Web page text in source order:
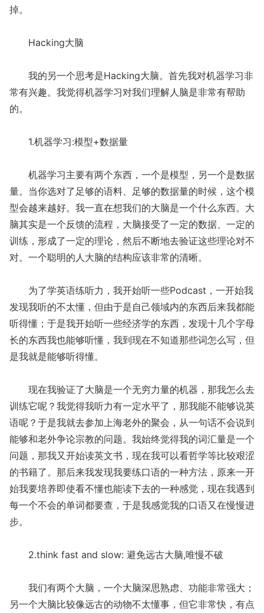
掉。
Hacking大脑
我的另一个思考是Hacking大脑。首先我对机器学习非
常有兴趣。我觉得机器学习对我们理解人脑是非常有帮助
的。
1.机器学习:模型+数据量
机器学习主要有两个东西，一个是模型，另一个是数据
量。当你选对了足够的语料、足够的数据量的时候，这个模
型会越来越好。我一直在想我们的大脑是一个什么东西。大
脑其实是一个反馈的流程，大脑接受了一定的数据、一定的
训练，形成了一定的理论，然后不断地去验证这些理论对不
对。一个聪明的人大脑的结构应该非常的清晰。
为了学英语练听力，我开始听一些Podcast，一开始我
发现我听的不太懂，但由于是自己领域内的东西后来我都能
听得懂；于是我开始听一些经济学的东西，发现十几个字母
长的东西我也能够听懂，我到现在不知道那些词怎么写，但
是我就是能够听得懂。
现在我验证了大脑是一个无穷力量的机器，那我怎么去
训练它呢？我觉得我听力有一定水平了，那我能不能够说英
语呢？于是我就去参加上海老外的聚会，从一句话不会说到
能够和老外争论宗教的问题。我始终觉得我的词汇量是一个
问题，那我又开始读英文书，现在我可以看哲学等比较艰涩
的书籍了。那后来我发现我要练口语的一种方法，原来一开
始我要培养即使看不懂也能读下去的一种感觉，现在我遇到
每一个不会的单词都要查，于是我感觉我的口语又在慢慢进
步。
2.think fast and slow: 避免远古大脑,唯慢不破
我们有两个大脑，一个大脑深思熟虑、功能非常强大；
另一个大脑比较像远古的动物不太懂事，但它非常快，有点